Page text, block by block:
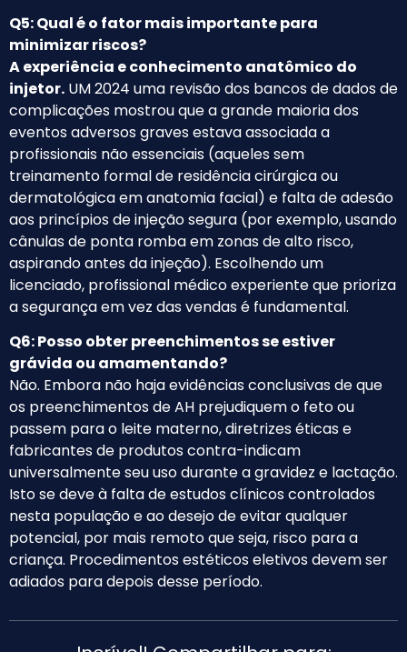
Q5: Qual é o fator mais importante para
minimizar riscos?
A experiência e conhecimento anatômico do
injetor. UM 2024 uma revisão dos bancos de dados de
complicações mostrou que a grande maioria dos
eventos adversos graves estava associada a
profissionais não essenciais (aqueles sem
treinamento formal de residência cirúrgica ou
dermatológica em anatomia facial) e falta de adesão
aos princípios de injeção segura (por exemplo, usando
cânulas de ponta romba em zonas de alto risco,
aspirando antes da injeção). Escolhendo um
licenciado, profissional médico experiente que prioriza
a segurança em vez das vendas é fundamental.
Q6: Posso obter preenchimentos se estiver
grávida ou amamentando?
Não. Embora não haja evidências conclusivas de que
os preenchimentos de AH prejudiquem o feto ou
passem para o leite materno, diretrizes éticas e
fabricantes de produtos contra-indicam
universalmente seu uso durante a gravidez e lactação.
Isto se deve à falta de estudos clínicos controlados
nesta população e ao desejo de evitar qualquer
potencial, por mais remoto que seja, risco para a
criança. Procedimentos estéticos eletivos devem ser
adiados para depois desse período.